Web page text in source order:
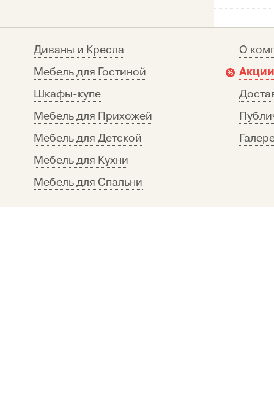
Диваны и Кресла
Мебель для Гостиной
Шкафы-купе
Мебель для Прихожей
Мебель для Детской
Мебель для Кухни
Мебель для Спальни
О